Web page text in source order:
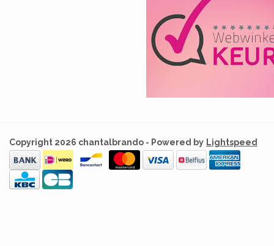
Copyright 2026 chantalbrando - Powered by Lightspeed